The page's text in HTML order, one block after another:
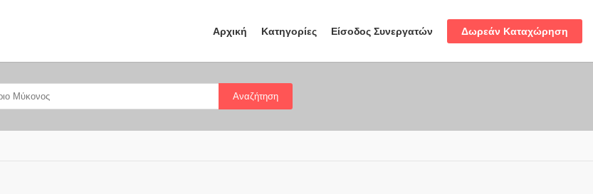
Αρχική Κατηγορίες Είσοδος Συνεργατών Δωρεάν Καταχώρηση
Αναζήτηση